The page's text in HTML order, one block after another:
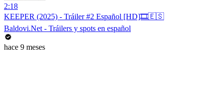
2:18
KEEPER (2025) - Tráiler #2 Español [HD]🎞️🇪🇸
Baldovi.Net - Tráilers y spots en español
hace 9 meses